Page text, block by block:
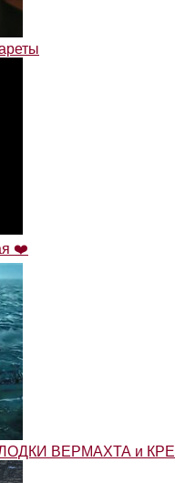
❤️
ВЕРМАХТА и